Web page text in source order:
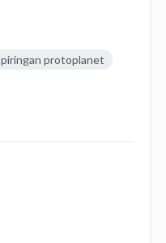
piringan protoplanet